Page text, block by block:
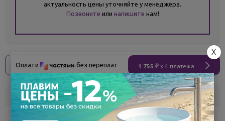
актуальность цены уточняйте у менеджера.
Позвоните или напишите нам!
Оплати без переплат 1 755 ₽ x 4 платежа
Склад Кол-во Срок поставки
под заказ
X